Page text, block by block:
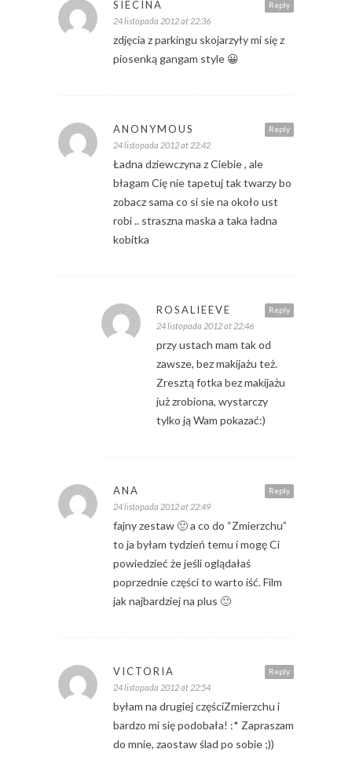
Reply
SIECINA
24 listopada 2012 at 22:36
zdjęcia z parkingu skojarzyły mi się z
piosenką gangam style 😀
Reply
ANONYMOUS
24 listopada 2012 at 22:42
Ładna dziewczyna z Ciebie , ale
błagam Cię nie tapetuj tak twarzy bo
zobacz sama co si sie na około ust
robi .. straszna maska a taka ładna
kobitka
Reply
ROSALIEEVE
24 listopada 2012 at 22:46
przy ustach mam tak od
zawsze, bez makijażu też.
Zresztą fotka bez makijażu
już zrobiona, wystarczy
tylko ją Wam pokazać:)
Reply
ANA
24 listopada 2012 at 22:49
fajny zestaw 🙂 a co do “Zmierzchu”
to ja byłam tydzień temu i mogę Ci
powiedzieć że jeśli oglądałaś
poprzednie części to warto iść. Film
jak najbardziej na plus 🙂
Reply
VICTORIA
24 listopada 2012 at 22:54
byłam na drugiej częściZmierzchu i
bardzo mi się podobała! :* Zapraszam
do mnie, zaostaw ślad po sobie ;))